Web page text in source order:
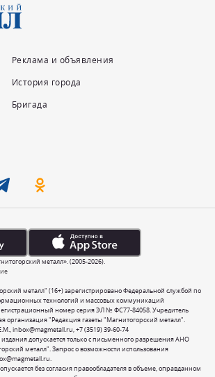
Реклама и объявления
История города
Бригада
металл" (16+) зарегистрировано Федеральной службой по
технологий и массовых коммуникаций
номер серия ЭЛ № ФС77-84058. Учредитель
организация "Редакция газеты "Магнитогорский металл".
inbox@magmetall.ru,+7 (3519) 39-60-74
допускается только с письменного разрешения АНО
металл". Запрос о возможности использования
.
без согласия правообладателя в объеме, оправданном
металл». (2005-2026).